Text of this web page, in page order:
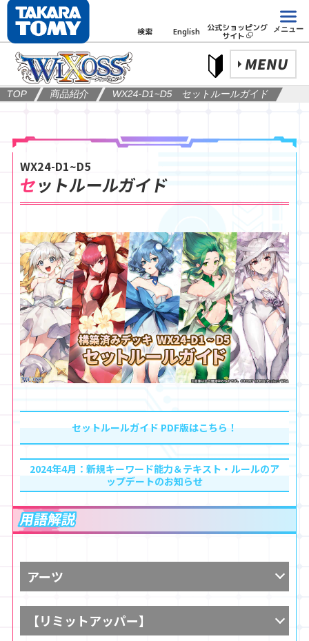
検索 English 公式ショッピング
サイト
メニュー
MENU
TOP 商品紹介 WX24-D1~D5 セットルールガイド
WX24-D1~D5
セットルールガイド
セットルールガイド PDF版はこちら！
2024年4月：新規キーワード能力＆テキスト・ルールのア
ップデートのお知らせ
用語解説
アーツ
【リミットアッパー】